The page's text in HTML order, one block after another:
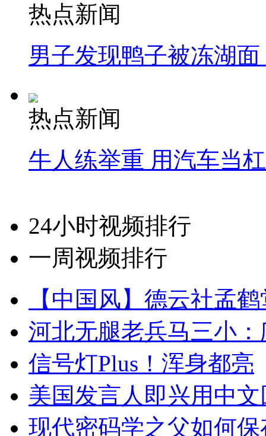
热点新闻
男子发现鸭子被冻湖
热点新闻
牛人练举重 用汽车当
24小时视频排行
一周视频排行
【中国风】德云社孟
河北无腿老兵马三小
信号灯Plus！浑身都亮
美国发言人即兴用中
现代密码学之父如何